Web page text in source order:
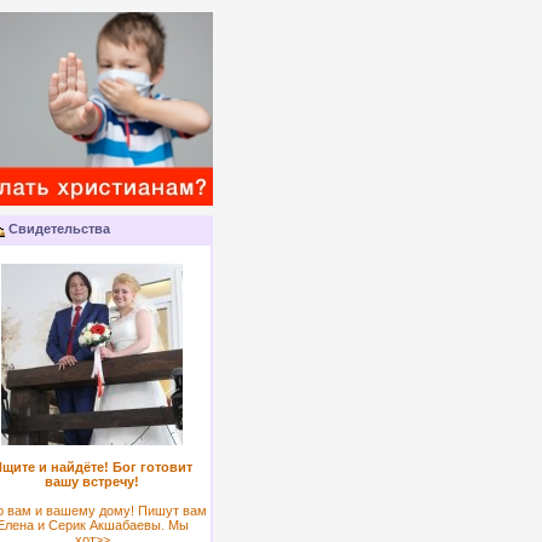
Свидетельства
и найдёте! Бог готовит
вашу встречу!
вам и вашему дому! Пишут вам
и Серик Акшабаевы. Мы